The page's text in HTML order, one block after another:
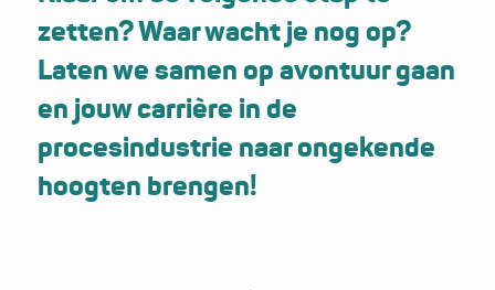
zetten? Waar wacht je nog op?
Laten we samen op avontuur gaan
en jouw carrière in de
procesindustrie naar ongekende
hoogten brengen!